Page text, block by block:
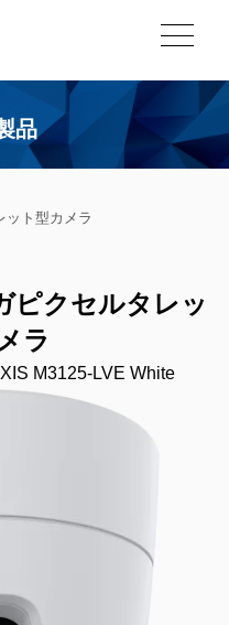
品
ット型カメラ
ピクセルタレッ
ラ
M3125-LVE White